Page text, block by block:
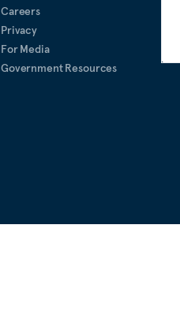
Careers
Privacy
For Media
Government Resources